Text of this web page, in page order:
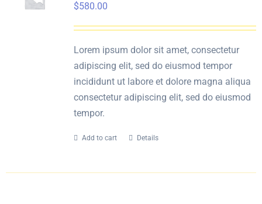
$580.00
Lorem ipsum dolor sit amet, consectetur
adipiscing elit, sed do eiusmod tempor
incididunt ut labore et dolore magna aliqua
consectetur adipiscing elit, sed do eiusmod
tempor.
Add to cart Details